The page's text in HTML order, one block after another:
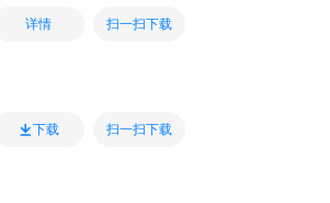
详情 扫一扫下载
下载 扫一扫下载